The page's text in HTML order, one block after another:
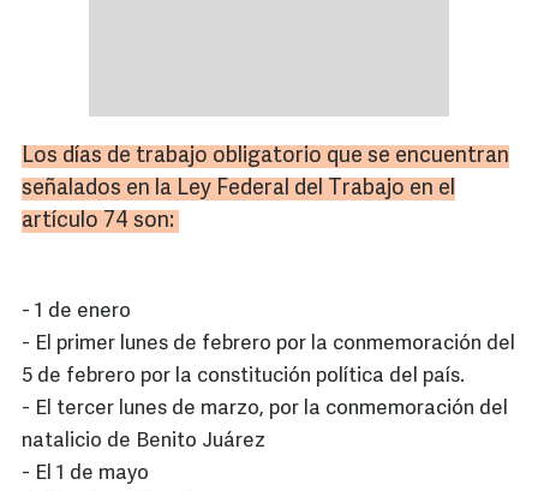
Los días de trabajo obligatorio que se encuentran
señalados en la Ley Federal del Trabajo en el
artículo 74 son:
- 1 de enero
- El primer lunes de febrero por la conmemoración del
5 de febrero por la constitución política del país.
- El tercer lunes de marzo, por la conmemoración del
natalicio de Benito Juárez
- El 1 de mayo